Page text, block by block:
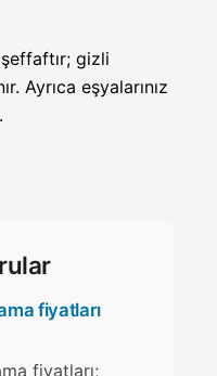
gizli
Ayrıca eşyalarınız
fiyatları
fiyatları;